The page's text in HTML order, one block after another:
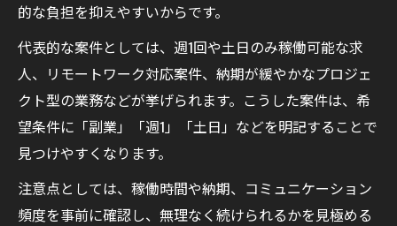
的な負担を抑えやすいからです。
代表的な案件としては、週1回や土日のみ稼働可能な求
人、リモートワーク対応案件、納期が緩やかなプロジェ
クト型の業務などが挙げられます。こうした案件は、希
望条件に「副業」「週1」「土日」などを明記することで
見つけやすくなります。
注意点としては、稼働時間や納期、コミュニケーション
頻度を事前に確認し、無理なく続けられるかを見極める